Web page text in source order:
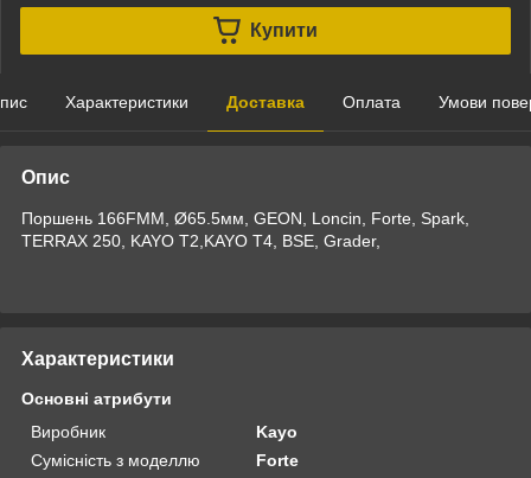
Купити
Характеристики Доставка Оплата Умови
Опис
Поршень 166FMM, Ø65.5мм, GEON, Loncin, Forte, Spark,
TERRAX 250, KAYO T2,KAYO T4, BSE, Grader,
Характеристики
Основні атрибути
Виробник
Kayo
Сумісність з моделлю
Forte